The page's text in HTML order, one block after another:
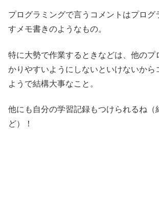
プログラミングで言うコメントはプログ
すメモ書きのようなもの。
特に大勢で作業するときなどは、他のプ
かりやすいようにしないといけないから
ようで結構大事なこと。
他にも自分の学習記録もつけられるね（
ど）！